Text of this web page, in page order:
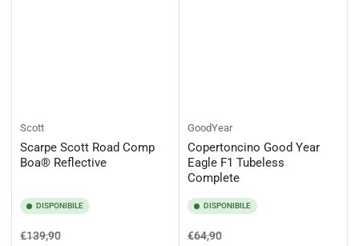
Scott
Scarpe Scott Road Comp
Boa® Reflective
DISPONIBILE
Prezzo
€139,90Prezzo
GoodYear
Copertoncino Good Year
Eagle F1 Tubeless
Complete
DISPONIBILE
Prezzo
€64,90Prezzo